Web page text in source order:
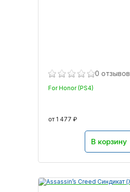
0 отзывов
For Honor (PS4)
от 1 477 ₽
В корзину